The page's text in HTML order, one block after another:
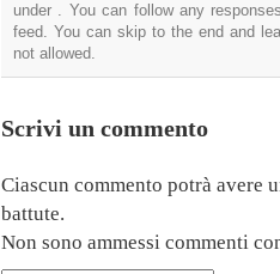
under . You can follow any
feed. You can skip to the end and
not allowed.
Scrivi un commento
Ciascun commento potrà avere
battute.
Non sono ammessi commenti